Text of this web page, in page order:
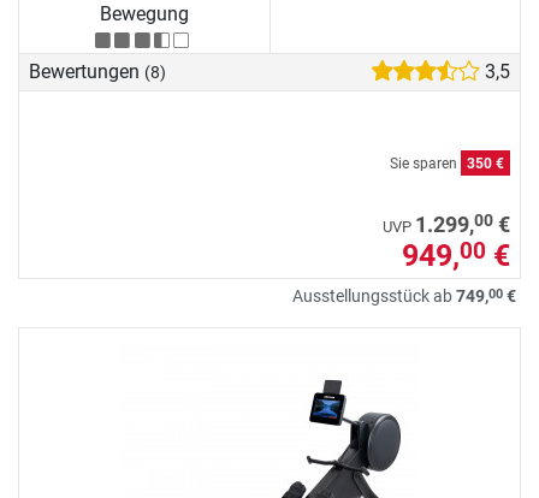
Bewegung
Bewertungen (8) 3,5
Sie sparen 350 €
UVP 1.299,00 €
949,00 €
Ausstellungsstück ab749,00 €